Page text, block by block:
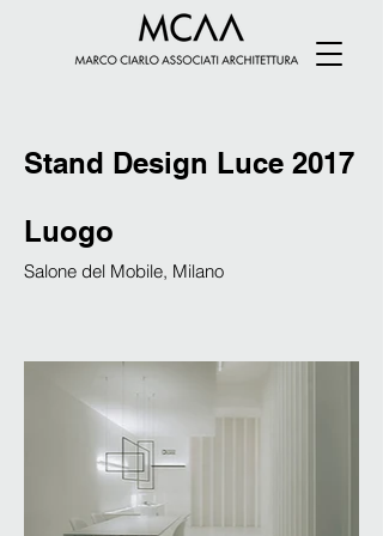
Stand Design Luce 2017
Luogo
Salone del Mobile, Milano